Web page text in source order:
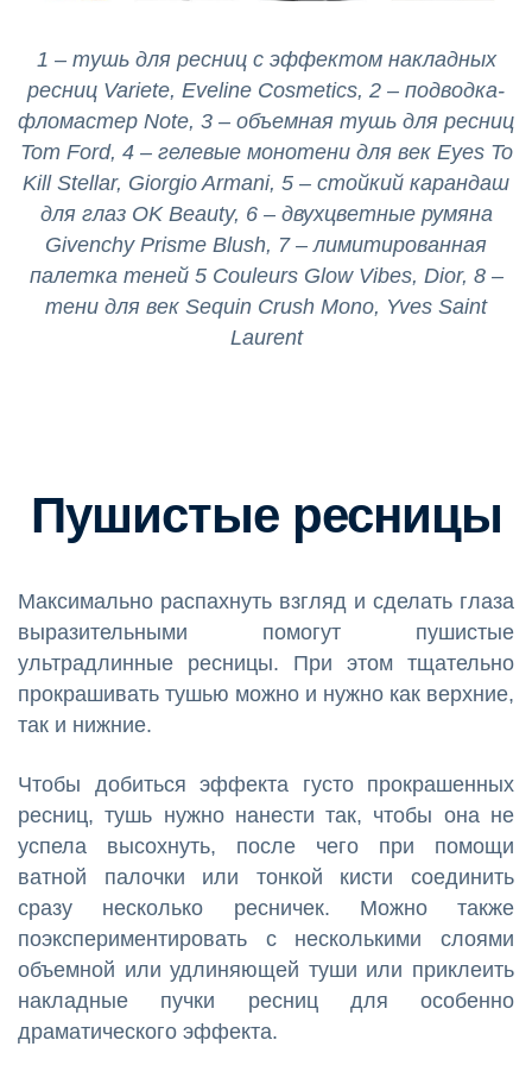
1 – тушь для ресниц с эффектом накладных
ресниц Variete, Eveline Cosmetics, 2 – подводка-
фломастер Note, 3 – объемная тушь для ресниц
Tom Ford, 4 – гелевые монотени для век Eyes To
Kill Stellar, Giorgio Armani, 5 – стойкий карандаш
для глаз OK Beauty, 6 – двухцветные румяна
Givenchy Prisme Blush, 7 – лимитированная
палетка теней 5 Couleurs Glow Vibes, Dior, 8 –
тени для век Sequin Crush Mono, Yves Saint
Laurent
Пушистые ресницы
Максимально распахнуть взгляд и сделать глаза
выразительными помогут пушистые
ультрадлинные ресницы. При этом тщательно
прокрашивать тушью можно и нужно как верхние,
так и нижние.
Чтобы добиться эффекта густо прокрашенных
ресниц, тушь нужно нанести так, чтобы она не
успела высохнуть, после чего при помощи
ватной палочки или тонкой кисти соединить
сразу несколько ресничек. Можно также
поэкспериментировать с несколькими слоями
объемной или удлиняющей туши или приклеить
накладные пучки ресниц для особенно
драматического эффекта.